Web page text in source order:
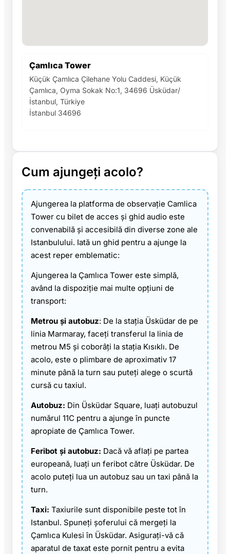
Çamlıca Tower
Küçük Çamlıca Çilehane Yolu Caddesi, Küçük
Çamlıca, Oyma Sokak No:1, 34696 Üsküdar/
İstanbul, Türkiye
İstanbul 34696
Cum ajungeți acolo?
Ajungerea la platforma de observație Camlica
Tower cu bilet de acces și ghid audio este
convenabilă și accesibilă din diverse zone ale
Istanbulului. Iată un ghid pentru a ajunge la
acest reper emblematic:
Ajungerea la Çamlıca Tower este simplă,
având la dispoziție mai multe opțiuni de
transport:
Metrou și autobuz: De la stația Üsküdar de pe
linia Marmaray, faceți transferul la linia de
metrou M5 și coborâți la stația Kısıklı. De
acolo, este o plimbare de aproximativ 17
minute până la turn sau puteți alege o scurtă
cursă cu taxiul.
Autobuz: Din Üsküdar Square, luați autobuzul
numărul 11C pentru a ajunge în puncte
apropiate de Çamlıca Tower.
Feribot și autobuz: Dacă vă aflați pe partea
europeană, luați un feribot către Üsküdar. De
acolo puteți lua un autobuz sau un taxi până la
turn.
Taxi: Taxiurile sunt disponibile peste tot în
Istanbul. Spuneți șoferului că mergeți la
Çamlıca Kulesi în Üsküdar. Asigurați-vă că
aparatul de taxat este pornit pentru a evita